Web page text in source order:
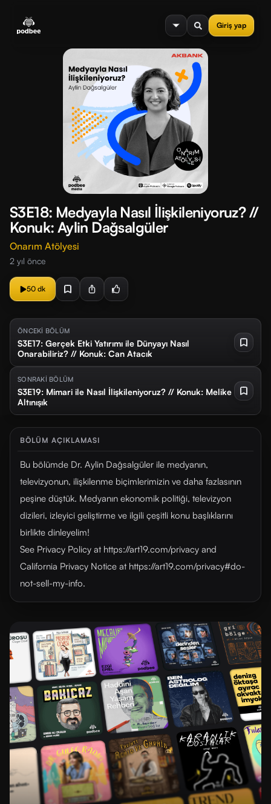
Giriş yap
menu
S3E18: Medyayla Nasıl İlişkileniyoruz? //
Konuk: Aylin Dağsalgüler
Onarım Atölyesi
2 yıl önce
50 dk
ÖNCEKİ BÖLÜM
S3E17: Gerçek Etki Yatırımı ile Dünyayı Nasıl
Onarabiliriz? // Konuk: Can Atacık
SONRAKİ BÖLÜM
S3E19: Mimari ile Nasıl İlişkileniyoruz? // Konuk: Melike
Altınışık
BÖLÜM AÇIKLAMASI
Bu bölümde Dr. Aylin Dağsalgüler ile medyanın,
televizyonun, ilişkilenme biçimlerimizin ve daha fazlasının
peşine düştük. Medyanın ekonomik politiği, televizyon
dizileri, izleyici geliştirme ve ilgili çeşitli konu başlıklarını
birlikte dinleyelim!
See Privacy Policy at https://art19.com/privacy and
California Privacy Notice at https://art19.com/privacy#do-
not-sell-my-info.